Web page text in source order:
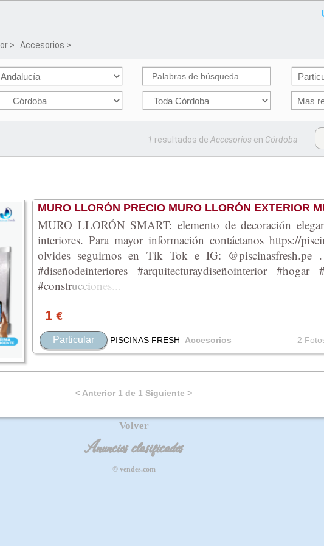
> Accesorios >
1 resultados de Accesorios en Córdoba
MURO LLORÓN PRECIO MURO LLORÓN EXTERIOR
MURO LLORÓN SMART: elemento de decoración
interiores. Para mayor información contáctanos https://
olvides seguirnos en Tik Tok e IG: @piscinasfresh.pe
#diseñodeinteriores #arquitecturaydiseñointerior #hogar
#construcciones...
1 €
Particular PISCINAS FRESH Accesorios 2
< Anterior 1 de 1 Siguiente >
Volver
Anuncios clasificados
© vendes.com